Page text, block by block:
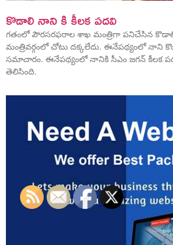
కొడాలి నాని కి కీలక పదవి
గతంలో పౌరసరఫరాల శాఖ మంత్రిగా పనిచేసిన
మంత్రివర్గంలో చోటు దక్కలేదు. ఈనేపథ్యంలో నాని
సమాచారం. ఈనేపథ్యంలో నానికి సీఎం జగన్ కీలక పదవి
తెలిసింది.